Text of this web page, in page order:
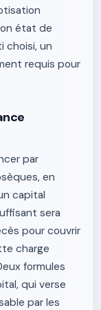
état de
choisi, un
requis pour
par
en
capital
sera
pour couvrir
charge
formules
qui verse
par les